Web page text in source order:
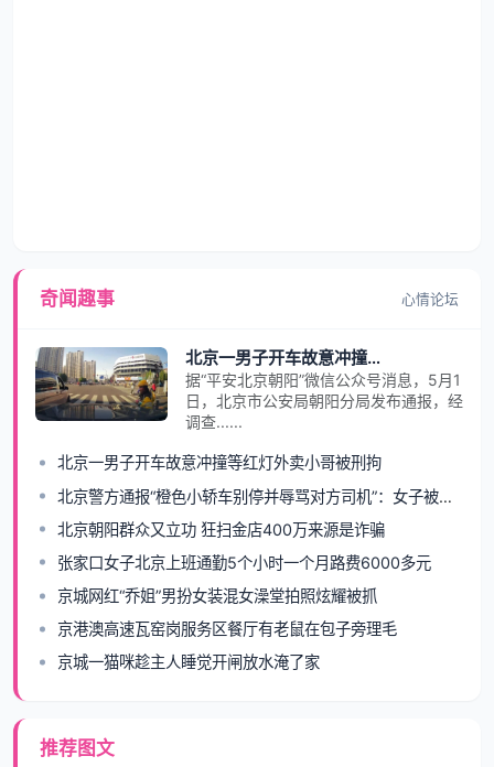
奇闻趣事 心情论坛
北京一男子开车故意冲撞等红灯外卖小哥被刑拘
据“平安北京朝阳”微信公众号消息，5月1
日，北京市公安局朝阳分局发布通报，经
调查......
北京一男子开车故意冲撞等红灯外卖小哥被刑拘
北京警方通报“橙色小轿车别停并辱骂对方司机”：女子被行拘
北京朝阳群众又立功 狂扫金店400万来源是诈骗
张家口女子北京上班通勤5个小时一个月路费6000多元
京城网红“乔姐”男扮女装混女澡堂拍照炫耀被抓
京港澳高速瓦窑岗服务区餐厅有老鼠在包子旁理毛
京城一猫咪趁主人睡觉开闸放水淹了家
推荐图文